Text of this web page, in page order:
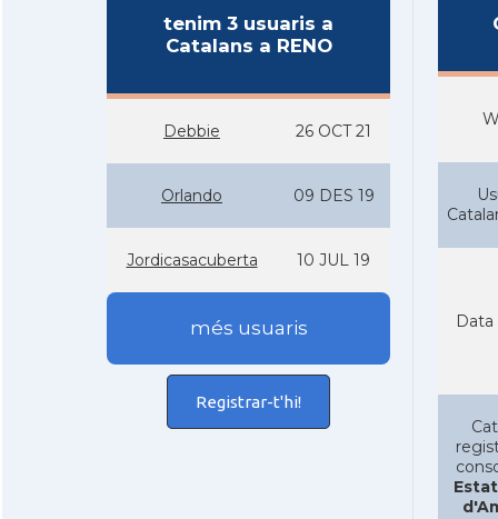
tenim 3 usuaris a
Catalans a RENO
Debbie 26 OCT 21
Orlando 09 DES 19
Jordicasacuberta 10 JUL 19
més usuaris
Registrar-t'hi!
Data